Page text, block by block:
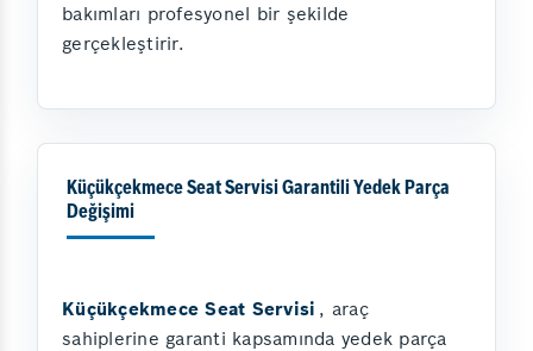
bakımları profesyonel bir şekilde
gerçekleştirir.
Küçükçekmece Seat Servisi Garantili Yedek Parça
Değişimi
Küçükçekmece Seat Servisi , araç
sahiplerine garanti kapsamında yedek parça